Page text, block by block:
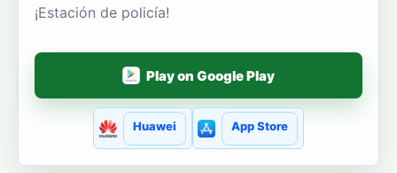
¡Estación de policía!
Play on Google Play
Huawei App Store